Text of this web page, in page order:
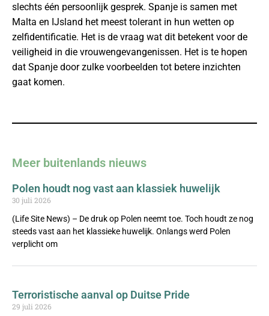
slechts één persoonlijk gesprek. Spanje is samen met
Malta en IJsland het meest tolerant in hun wetten op
zelfidentificatie. Het is de vraag wat dit betekent voor de
veiligheid in die vrouwengevangenissen. Het is te hopen
dat Spanje door zulke voorbeelden tot betere inzichten
gaat komen.
Meer buitenlands nieuws
Polen houdt nog vast aan klassiek huwelijk
30 juli 2026
(Life Site News) – De druk op Polen neemt toe. Toch houdt ze nog
steeds vast aan het klassieke huwelijk. Onlangs werd Polen
verplicht om
Terroristische aanval op Duitse Pride
29 juli 2026